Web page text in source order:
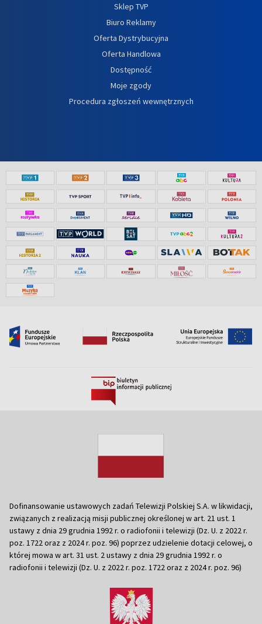
Sklep TVP
Biuro Reklamy
Oferta Dystrybucyjna
Oferta Handlowa
Dostępność
Moje zgody
Procedura zgłoszeń wewnętrznych
Dofinansowanie ustawowych zadań Telewizji Polskiej S.A. w likwidacji,
związanych z realizacją misji publicznej określonej w art. 21 ust. 1
ustawy z dnia 29 grudnia 1992 r. o radiofonii i telewizji (Dz. U. z 2022 r.
poz. 1722 oraz z 2024 r. poz. 96) poprzez udzielenie dotacji celowej, o
której mowa w art. 31 ust. 2 ustawy z dnia 29 grudnia 1992 r. o
radiofonii i telewizji (Dz. U. z 2022 r. poz. 1722 oraz z 2024 r. poz. 96)